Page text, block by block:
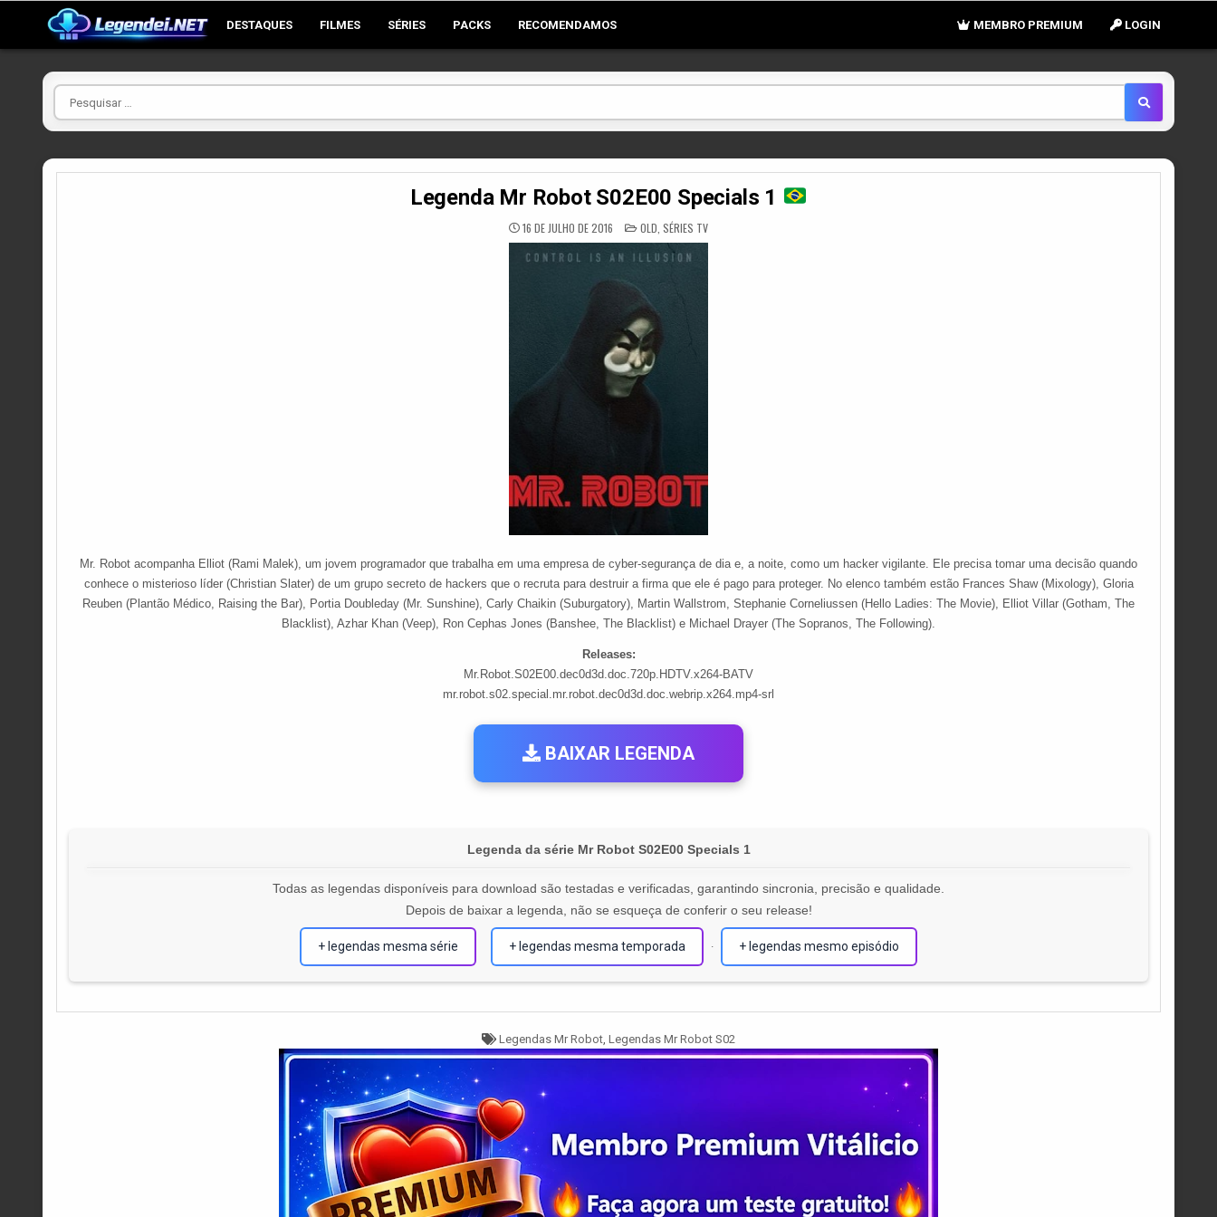
DESTAQUES FILMES SÉRIES PACKS RECOMENDAMOS LOGIN
MEMBRO PREMIUM
Pesquisar
por
Legenda Mr Robot S02E00 Specials 1
16 DE JULHO DE 2016 POSTED
IN
OLD SÉRIES TV
Mr. Robot acompanha Elliot (Rami Malek), um jovem programador que trabalha em uma empresa de cyber-segurança de dia e, a noite, como um hacker vigilante. Ele precisa tomar uma decisão quando
conhece o misterioso líder (Christian Slater) de um grupo secreto de hackers que o recruta para destruir a firma que ele é pago para proteger. No elenco também estão Frances Shaw (Mixology), Gloria
Reuben (Plantão Médico, Raising the Bar), Portia Doubleday (Mr. Sunshine), Carly Chaikin (Suburgatory), Martin Wallstrom, Stephanie Corneliussen (Hello Ladies: The Movie), Elliot Villar (Gotham, The
Blacklist), Azhar Khan (Veep), Ron Cephas Jones (Banshee, The Blacklist) e Michael Drayer (The Sopranos, The Following).
Releases:
Mr.Robot.S02E00.dec0d3d.doc.720p.HDTV.x264-BATV
mr.robot.s02.special.mr.robot.dec0d3d.doc.webrip.x264.mp4-srl
BAIXAR LEGENDA
Legenda da série Mr Robot S02E00 Specials 1
Todas as legendas disponíveis para download são testadas e verificadas, garantindo sincronia, precisão e qualidade.
Depois de baixar a legenda, não se esqueça de conferir o seu release!
+ legendas mesma série + legendas mesma temporada · + legendas mesmo episódio
Tagged
Legendas Mr Robot, Legendas Mr Robot S02